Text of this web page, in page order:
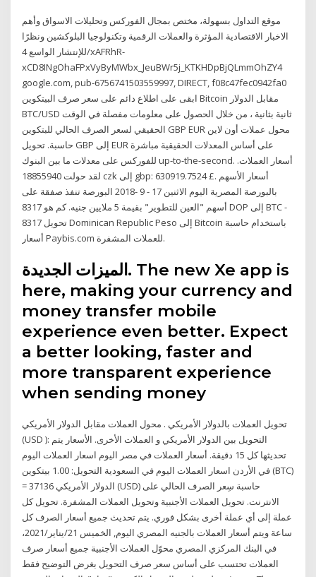
موقع التداول بسهولة، مختص بمجال الفوركس وتحليلات الاسواق وأهم
الاخبار الاقتصادية المؤثرة والعملات الرقمية وتكنولوجيا البلوكشين ونظرًا
للإنتشار الواسع 4/xAFRhR-
xCD8INgOhaFPxVyByMWbx_JeuBWr5j_KTKHDpBjQLmmOhZY4
google.com, pub-6756741503559997, DIRECT, f08c47fec0942fa0
ابقى على اطلاع دائم على سعر صرف البيتكوين Bitcoin مقابل الدولار
BTC/USD ثانية بثانية ، من خلال الحصول على معلومات مفصلة في الوقت
الحقيقي لسعر الصرف الحالي للبتكوين GBP EUR محول عملات أون لاين
حاسبة. تحويل GBP إلى EUR على أساس المعدلات الحقيقية مباشرة
للفوركس على معدلات ما بين البنوك up-to-the-second. أسعار العملات.
لقد حولت 18855940 czk إلى gbp: 630919.7524 £. أسعار الأسهم
بالبورصة المصرية اليوم الاثنين 17 - 9 -2018 البورصة تنفذ صفقة على
أسهم "العين للتطوير" بقيمة 5 ملايين جنيه. كم هو 8317 DOP إلى BTC -
تحويل 8317 Dominican Republic Peso إلى Bitcoin باستخدام حاسبة
أسعار Paybis.com للعملات المشفرة.
الميزات الجديدة. The new Xe app is
here, making your currency and
money transfer mobile
experience even better. Expect
a better looking, faster and
more transparent experience
when sending money
تحويل العملات بالدولار الأمريكي . محول العملات مقابل الدولار الأمريكي
(USD ): التحويل بين الدولار الأمريكي و العملات الأخرى. الأسعار يتم
تحديثها كل 15 دقيقة. أسعار العملات في مصر اليوم اسعار العملات اليوم
في الأردن اسعار العملات اليوم في السعودية التحويل: 1.00 بيتكوين (BTC)
= 37136 الدولار الأمريكي (USD) حاسبة سِعر الصرف الحالي على
الانترنت. تحويل العملات الأجنبية وتحويل العملات المشفرة. تحويل كل
عملة إلى أي عملة أخرى بشكل فوري. يتم تحديث جميع أسعار الصرف كل
ساعة ويتم أسعار العملات بالجنيه المصري اليوم, الخميس 21/يناير/2021،
في البنك المركزي المصري محوّل العملات الأجنبية جميع أسعار صرف
العملات تحتسب على أساس سعر صرف التحويل بغرض التوضيح فقط